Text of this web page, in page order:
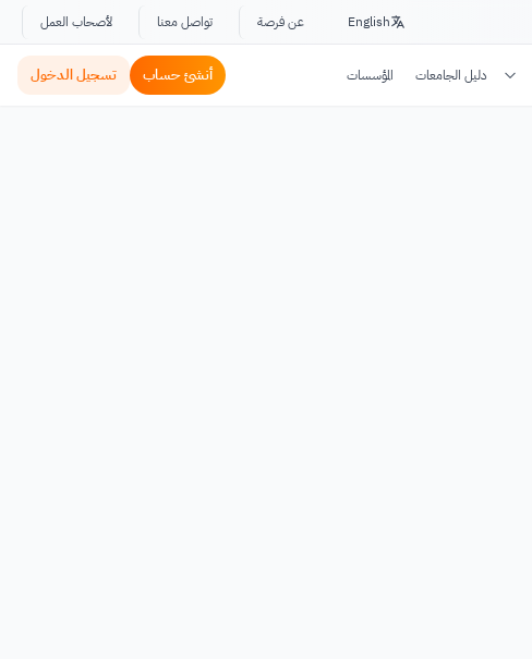
English عن فرصة تواصل معنا لأصحاب العمل
دليل الجامعات المؤسسات أنشئ حساب تسجيل الدخول